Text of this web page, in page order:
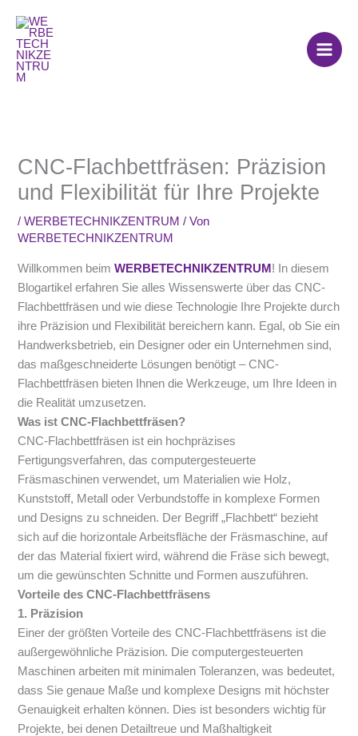
Inhalt
springen
CNC-Flachbettfräsen: Präzision
und Flexibilität für Ihre Projekte
/WERBETECHNIKZENTRUM / Von
WERBETECHNIKZENTRUM
Willkommen beimWERBETECHNIKZENTRUM ! In diesem
Blogartikel erfahren Sie alles Wissenswerte über das CNC-
Flachbettfräsen und wie diese Technologie Ihre Projekte durch
ihre Präzision und Flexibilität bereichern kann. Egal, ob Sie ein
Handwerksbetrieb, ein Designer oder ein Unternehmen sind,
das maßgeschneiderte Lösungen benötigt – CNC-
Flachbettfräsen bieten Ihnen die Werkzeuge, um Ihre Ideen in
die Realität umzusetzen.
Was ist CNC-Flachbettfräsen?
CNC-Flachbettfräsen ist ein hochpräzises
Fertigungsverfahren, das computergesteuerte
Fräsmaschinen verwendet, um Materialien wie Holz,
Kunststoff, Metall oder Verbundstoffe in komplexe Formen
und Designs zu schneiden. Der Begriff „Flachbett“ bezieht
sich auf die horizontale Arbeitsfläche der Fräsmaschine, auf
der das Material fixiert wird, während die Fräse sich bewegt,
um die gewünschten Schnitte und Formen auszuführen.
Vorteile des CNC-Flachbettfräsens
1. Präzision
Einer der größten Vorteile des CNC-Flachbettfräsens ist die
außergewöhnliche Präzision. Die computergesteuerten
Maschinen arbeiten mit minimalen Toleranzen, was bedeutet,
dass Sie genaue Maße und komplexe Designs mit höchster
Genauigkeit erhalten können. Dies ist besonders wichtig für
Projekte, bei denen Detailtreue und Maßhaltigkeit